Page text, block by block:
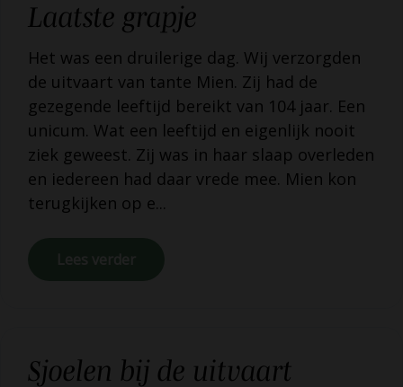
Laatste grapje
Het was een druilerige dag. Wij verzorgden
de uitvaart van tante Mien. Zij had de
gezegende leeftijd bereikt van 104 jaar. Een
unicum. Wat een leeftijd en eigenlijk nooit
ziek geweest. Zij was in haar slaap overleden
en iedereen had daar vrede mee. Mien kon
terugkijken op e...
Sjoelen bij de uitvaart